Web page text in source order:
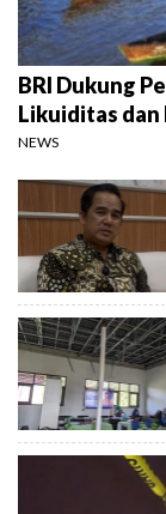
BRI Dukung
Likuiditas
NEWS